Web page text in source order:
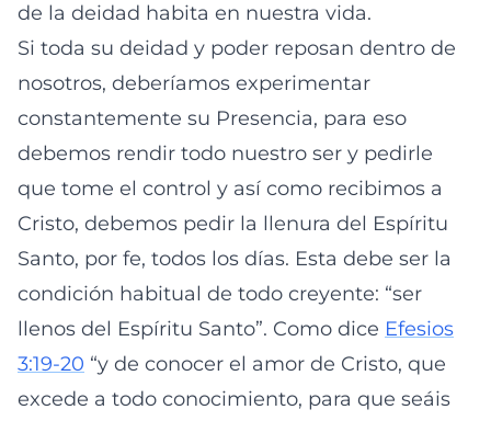
de la deidad habita en nuestra vida.
Si toda su deidad y poder reposan dentro de
nosotros, deberíamos experimentar
constantemente su Presencia, para eso
debemos rendir todo nuestro ser y pedirle
que tome el control y así como recibimos a
Cristo, debemos pedir la llenura del Espíritu
Santo, por fe, todos los días. Esta debe ser la
condición habitual de todo creyente: “ser
llenos del Espíritu Santo”. Como dice Efesios
3:19-20 “y de conocer el amor de Cristo, que
excede a todo conocimiento, para que seáis